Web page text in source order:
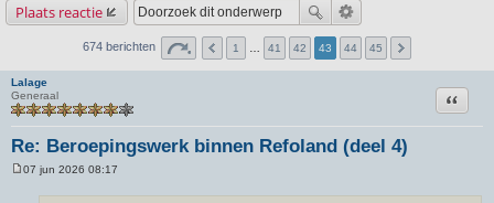
Plaats reactie
674 berichten 1 41 42 43 44 45
Lalage
Generaal
Re: Beroepingswerk binnen Refoland (deel 4)
Citeer
07 jun 2026 08:17